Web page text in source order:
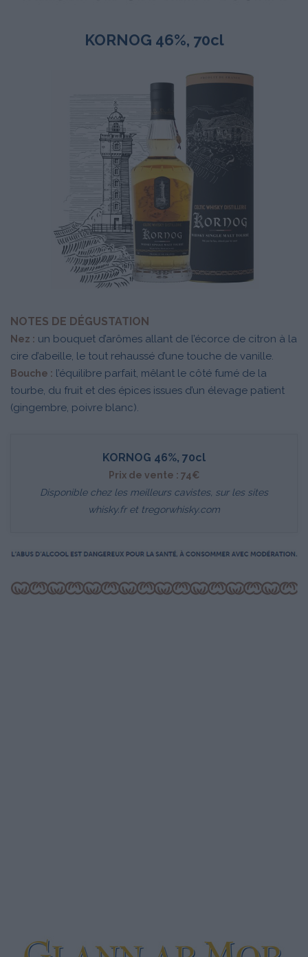
KORNOG 46%, 70cl
NOTES DE DÉGUSTATION
Nez : un bouquet d’arômes allant de l’écorce de citron à la
cire d’abeille, le tout rehaussé d’une touche de vanille.
Bouche : l’équilibre parfait, mêlant le côté fumé de la
tourbe, du fruit et des épices issues d’un élevage patient
(gingembre, poivre blanc).
KORNOG 46%, 70cl
Prix de vente : 74€
Disponible chez les meilleurs cavistes, sur les sites
whisky.fret tregorwhisky.com